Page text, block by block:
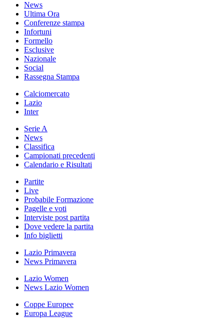
News
Ultima Ora
Conferenze stampa
Infortuni
Formello
Esclusive
Nazionale
Social
Rassegna Stampa
Calciomercato
Lazio
Inter
Serie A
News
Classifica
Campionati precedenti
Calendario e Risultati
Partite
Live
Probabile Formazione
Pagelle e voti
Interviste post partita
Dove vedere la partita
Info biglietti
Lazio Primavera
News Primavera
Lazio Women
News Lazio Women
Coppe Europee
Europa League